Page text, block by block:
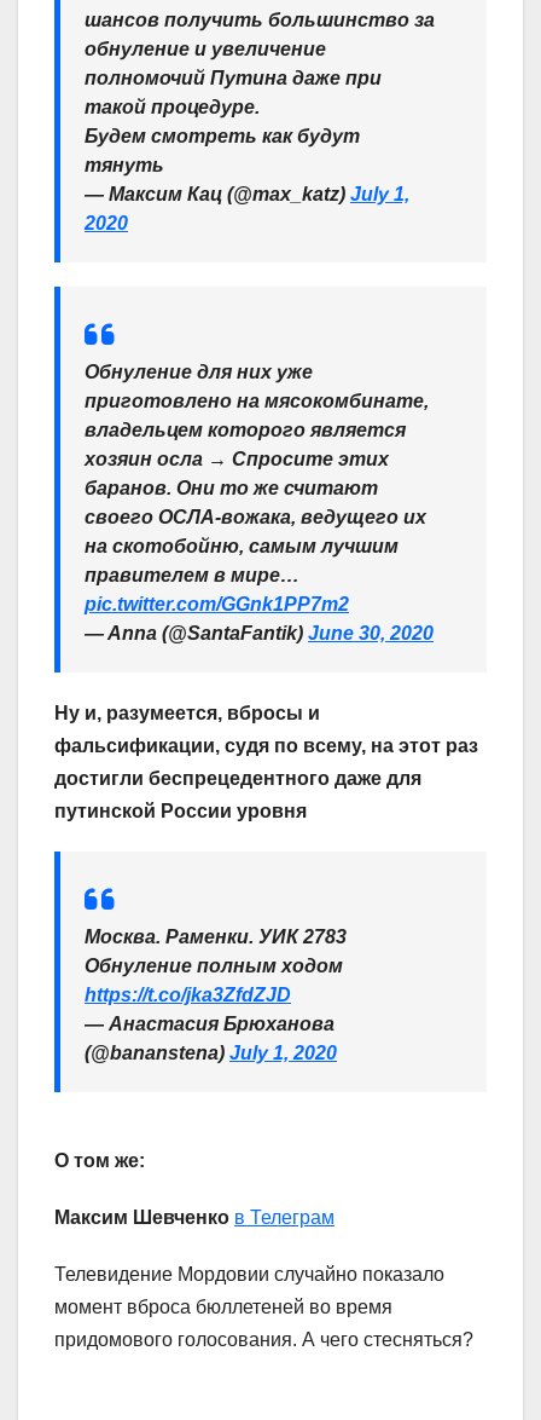
шансов получить большинство за
обнуление и увеличение
полномочий Путина даже при
такой процедуре.
Будем смотреть как будут
тянуть
— Максим Кац (@max_katz) July 1,
2020
Обнуление для них уже
приготовлено на мясокомбинате,
владельцем которого является
хозяин осла → Спросите этих
баранов. Они то же считают
своего ОСЛА-вожака, ведущего их
на скотобойню, самым лучшим
правителем в мире…
pic.twitter.com/GGnk1PP7m2
— Anna (@SantaFantik) June 30, 2020
Ну и, разумеется, вбросы и
фальсификации, судя по всему, на этот раз
достигли беспрецедентного даже для
путинской России уровня
Москва. Раменки. УИК 2783
Обнуление полным ходом
https://t.co/jka3ZfdZJD
— Анастасия Брюханова
(@bananstena) July 1, 2020
О том же:
Максим Шевченко в Телеграм
Телевидение Мордовии случайно показало
момент вброса бюллетеней во время
придомового голосования. А чего стесняться?